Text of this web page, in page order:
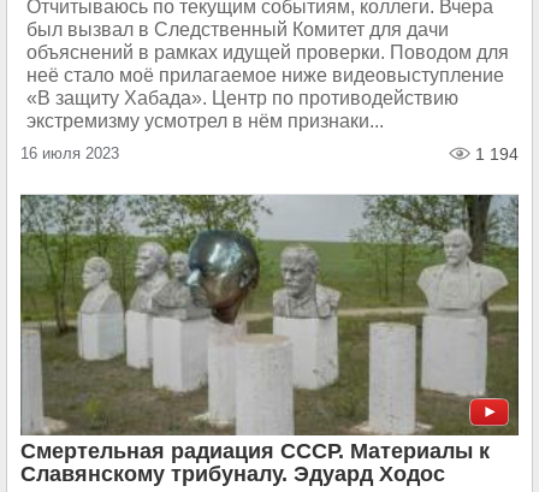
Отчитываюсь по текущим событиям, коллеги. Вчера
был вызвал в Следственный Комитет для дачи
объяснений в рамках идущей проверки. Поводом для
неё стало моё прилагаемое ниже видеовыступление
«В защиту Хабада». Центр по противодействию
экстремизму усмотрел в нём признаки...
16 июля 2023 1 194
Смертельная радиация СССР. Материалы к
Славянскому трибуналу. Эдуард Ходос